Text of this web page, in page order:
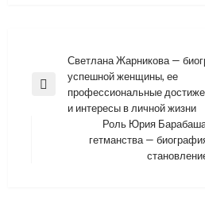
Навигация
по
записям
Previous
Светлана Жарникова —
успешной женщины, ее
профессиональные
и интересы в личной жизни
Роль Юрия
гетманства —